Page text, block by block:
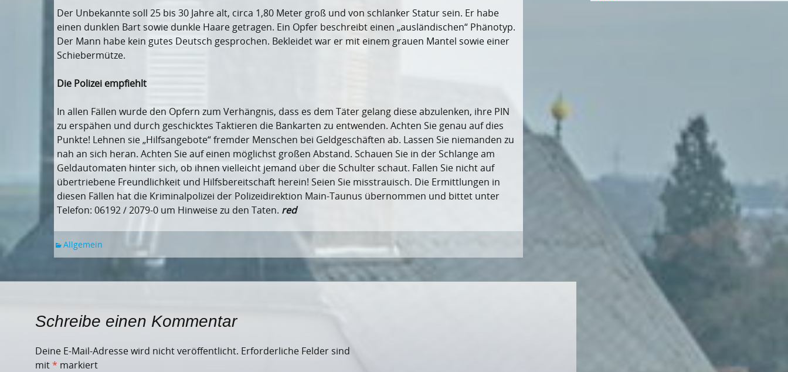
Der Unbekannte soll 25 bis 30 Jahre alt, circa 1,80 Meter groß und von schlanker Statur sein. Er habe
einen dunklen Bart sowie dunkle Haare getragen. Ein Opfer beschreibt einen „ausländischen“ Phänotyp.
Der Mann habe kein gutes Deutsch gesprochen. Bekleidet war er mit einem grauen Mantel sowie einer
Schiebermütze.
Die Polizei empfiehlt
In allen Fällen wurde den Opfern zum Verhängnis, dass es dem Täter gelang diese abzulenken, ihre PIN
zu erspähen und durch geschicktes Taktieren die Bankarten zu entwenden. Achten Sie genau auf dies
Punkte! Lehnen sie „Hilfsangebote“ fremder Menschen bei Geldgeschäften ab. Lassen Sie niemanden zu
nah an sich heran. Achten Sie auf einen möglichst großen Abstand. Schauen Sie in der Schlange am
Geldautomaten hinter sich, ob ihnen vielleicht jemand über die Schulter schaut. Fallen Sie nicht auf
übertriebene Freundlichkeit und Hilfsbereitschaft herein! Seien Sie misstrauisch. Die Ermittlungen in
diesen Fällen hat die Kriminalpolizei der Polizeidirektion Main-Taunus übernommen und bittet unter
Telefon: 06192 / 2079-0 um Hinweise zu den Taten. red
Allgemein
Schreibe einen Kommentar
Deine E-Mail-Adresse wird nicht veröffentlicht. Erforderliche Felder sind
mit* markiert